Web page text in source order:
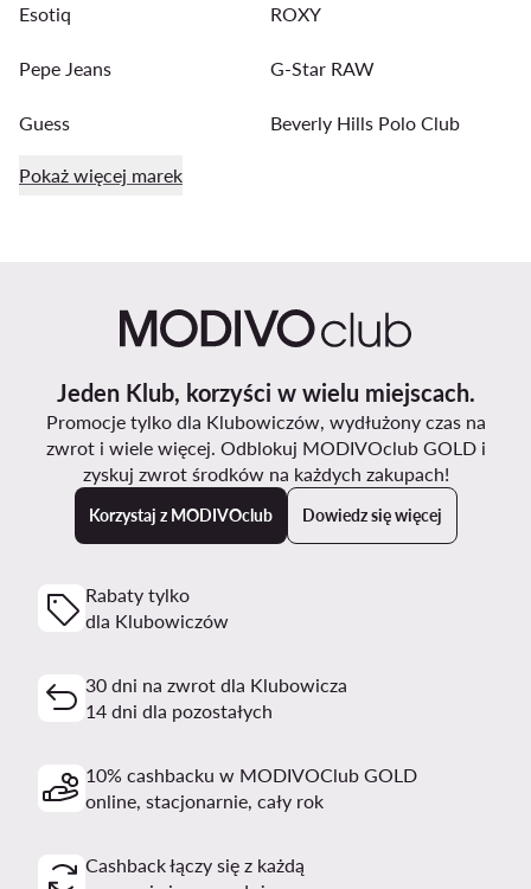
Esotiq ROXY
Pepe Jeans G-Star RAW
Guess Beverly Hills Polo Club
Pokaż więcej marek
Jeden Klub, korzyści w wielu miejscach.
Promocje tylko dla Klubowiczów, wydłużony czas na
zwrot i wiele więcej. Odblokuj MODIVOclub GOLD i
zyskuj zwrot środków na każdych zakupach!
Korzystaj z MODIVOclub Dowiedz się więcej
Rabaty tylko
dla Klubowiczów
30 dni na zwrot dla Klubowicza
14 dni dla pozostałych
10% cashbacku w MODIVOClub GOLD
online, stacjonarnie, cały rok
Cashback łączy się z każdą